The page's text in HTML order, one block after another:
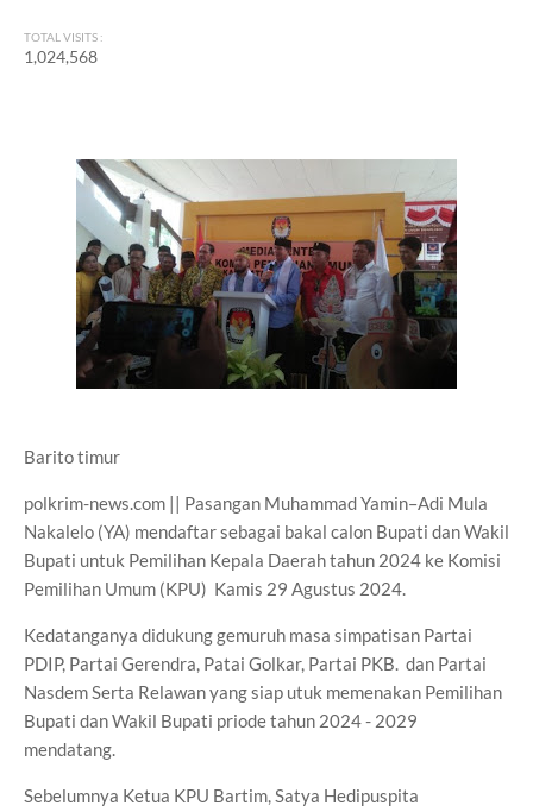
TOTAL VISITS :
1,024,568
Barito timur
polkrim-news.com || Pasangan Muhammad Yamin–Adi Mula
Nakalelo (YA) mendaftar sebagai bakal calon Bupati dan Wakil
Bupati untuk Pemilihan Kepala Daerah tahun 2024 ke Komisi
Pemilihan Umum (KPU) Kamis 29 Agustus 2024.
Kedatanganya didukung gemuruh masa simpatisan Partai
PDIP, Partai Gerendra, Patai Golkar, Partai PKB. dan Partai
Nasdem Serta Relawan yang siap utuk memenakan Pemilihan
Bupati dan Wakil Bupati priode tahun 2024 - 2029
mendatang.
Sebelumnya Ketua KPU Bartim, Satya Hedipuspita